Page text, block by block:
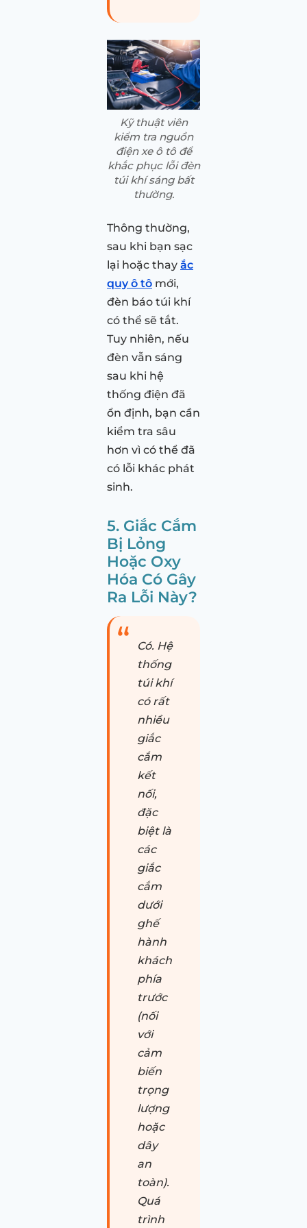
Kỹ thuật viên
kiểm tra nguồn
điện xe ô tô để
khắc phục lỗi đèn
túi khí sáng bất
thường.
Thông thường,
sau khi bạn sạc
lại hoặc thay ắc
quy ô tô mới,
đèn báo túi khí
có thể sẽ tắt.
Tuy nhiên, nếu
đèn vẫn sáng
sau khi hệ
thống điện đã
ổn định, bạn cần
kiểm tra sâu
hơn vì có thể đã
có lỗi khác phát
sinh.
5. Giắc Cắm
Bị Lỏng
Hoặc Oxy
Hóa Có Gây
Ra Lỗi Này?
Có. Hệ
thống
túi khí
có rất
nhiều
giắc
cắm
kết
nối,
đặc
biệt là
các
giắc
cắm
dưới
ghế
hành
khách
phía
trước
(nối
với
cảm
biến
trọng
lượng
hoặc
dây
an
toàn).
Quá
trình